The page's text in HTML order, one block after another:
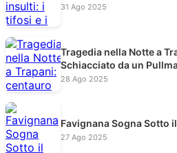
31 Ago 2025
Tragedia nella Notte a
Schiacciato da un
28 Ago 2025
Favignana Sogna Sotto
27 Ago 2025